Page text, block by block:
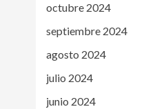
octubre 2024
septiembre 2024
agosto 2024
julio 2024
junio 2024